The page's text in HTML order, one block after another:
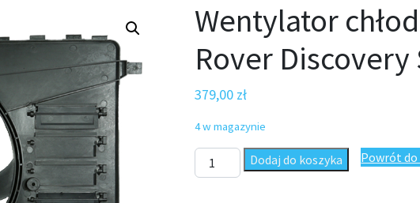
Wentylator
Rover Discovery
379,00 zł
4 w magazynie
ilość Wentylator chłodnicy Land Rover
Dodaj do koszyka Powrót do